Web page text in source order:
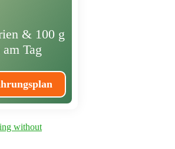
& 100 g
Tag
without